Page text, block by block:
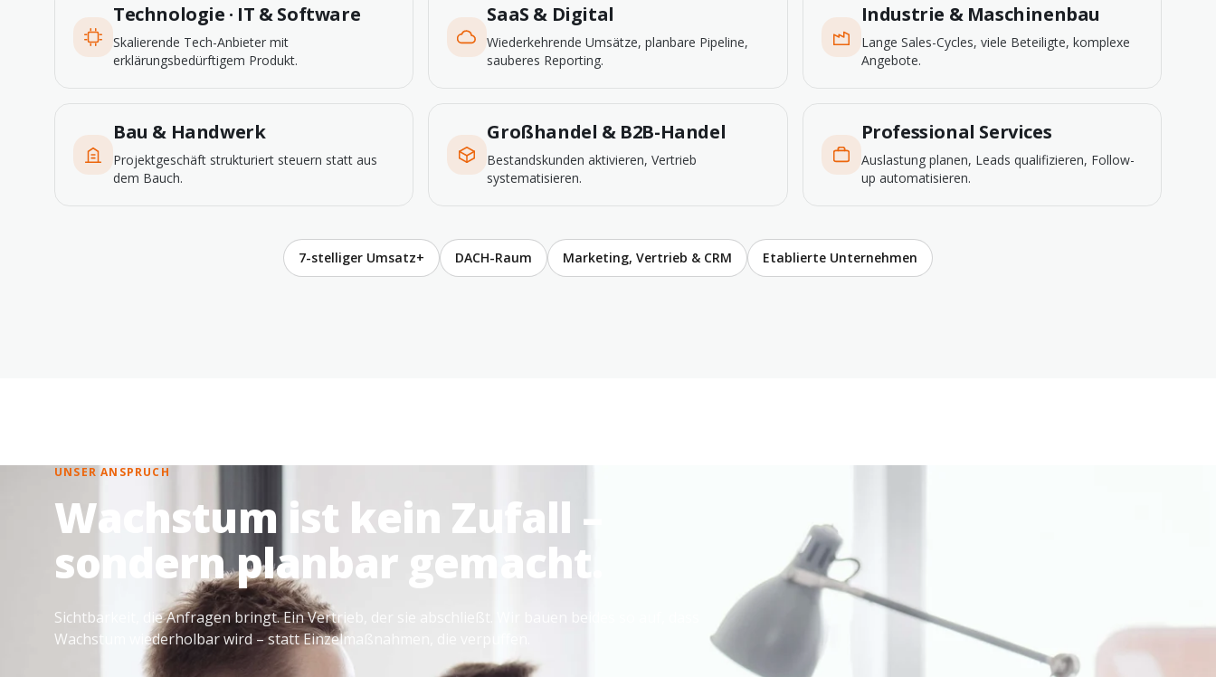
Technologie · IT & Software
Skalierende Tech-Anbieter mit
erklärungsbedürftigem Produkt.
SaaS & Digital
Wiederkehrende Umsätze, planbare Pipeline,
sauberes Reporting.
Industrie & Maschinenbau
Lange Sales-Cycles, viele Beteiligte, komplexe
Angebote.
Bau & Handwerk
Projektgeschäft strukturiert steuern statt aus
dem Bauch.
Großhandel & B2B-Handel
Bestandskunden aktivieren, Vertrieb
systematisieren.
Professional Services
Auslastung planen, Leads qualifizieren, Follow-
up automatisieren.
7-stelliger Umsatz+ DACH-Raum Marketing, Vertrieb & CRM Etablierte Unternehmen
UNSER ANSPRUCH
Wachstum ist kein Zufall –
sondern planbar gemacht.
Sichtbarkeit, die Anfragen bringt. Ein Vertrieb, der sie abschließt. Wir bauen beides so auf, dass
Wachstum wiederholbar wird – statt Einzelmaßnahmen, die verpuffen.